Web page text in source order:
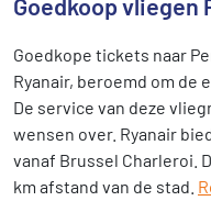
Goedkope tickets naar
Ryanair, beroemd om de
De service van deze
wensen over. Ryanair
vanaf Brussel Charleroi.
km afstand van de stad.